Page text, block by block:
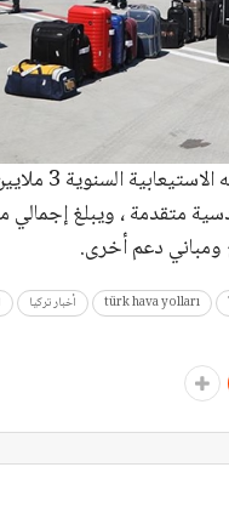
المطار ، الذي تم وضع حجر الأساس
متقدمة ، ويبلغ إجمالي
türk hava yolları أخبار تركيا